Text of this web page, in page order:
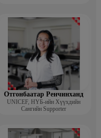
Отгонбаатар Ренчинханд
UNIСЕF, НҮБ-ийн Хүүхдийн
Сангийн Supporter